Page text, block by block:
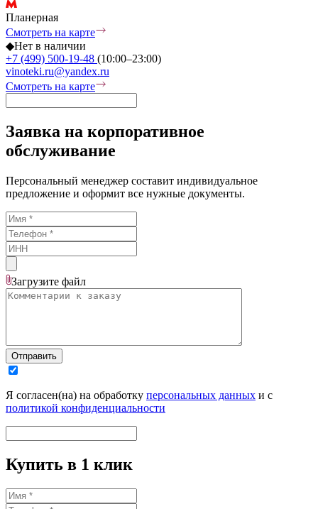
Планерная
Смотреть на карте
◆Нет в наличии
+7 (499) 500-19-48 (10:00–23:00)
vinoteki.ru@yandex.ru
Смотреть на карте
Заявка на корпоративное
обслуживание
Персональный менеджер составит индивидуальное
предложение и оформит все нужные документы.
Загрузите файл
Отправить
Я согласен(на) на обработку персональных данных и с
политикой конфиденциальности
Купить в 1 клик